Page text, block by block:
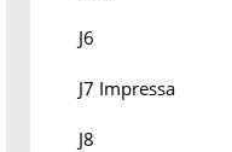
J6
J7 Impressa
J8